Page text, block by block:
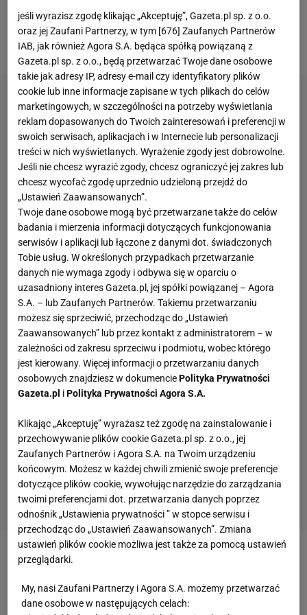
połowy - przegrała w niedzielę we Wrocławiu z
Ukraińcami 0:2. Gwizdy pojawiły się już w przerwie.
Bo kiedy sędzia Filip Glova zaprosił piłkarzy na
przerwę, Piotr Zieliński, który akurat miał piłkę przy
nodze, z całej siły kopnął ją w kierunku ukraińskiej
jeśli wyrazisz zgodę klikając „Akceptuję”, Gazeta.pl sp. z o.o.
oraz jej Zaufani Partnerzy, w tym [676] Zaufanych Partnerów
IAB, jak również Agora S.A. będąca spółką powiązaną z
Gazeta.pl sp. z o.o., będą przetwarzać Twoje dane osobowe
takie jak adresy IP, adresy e-mail czy identyfikatory plików
cookie lub inne informacje zapisane w tych plikach do celów
marketingowych, w szczególności na potrzeby wyświetlania
reklam dopasowanych do Twoich zainteresowań i preferencji w
swoich serwisach, aplikacjach i w Internecie lub personalizacji
treści w nich wyświetlanych. Wyrażenie zgody jest dobrowolne.
Jeśli nie chcesz wyrazić zgody, chcesz ograniczyć jej zakres lub
chcesz wycofać zgodę uprzednio udzieloną przejdź do
„Ustawień Zaawansowanych”.
Twoje dane osobowe mogą być przetwarzane także do celów
badania i mierzenia informacji dotyczących funkcjonowania
serwisów i aplikacji lub łączone z danymi dot. świadczonych
Tobie usług. W określonych przypadkach przetwarzanie
danych nie wymaga zgody i odbywa się w oparciu o
uzasadniony interes Gazeta.pl, jej spółki powiązanej – Agora
S.A. – lub Zaufanych Partnerów. Takiemu przetwarzaniu
możesz się sprzeciwić, przechodząc do „Ustawień
Zaawansowanych” lub przez kontakt z administratorem – w
zależności od zakresu sprzeciwu i podmiotu, wobec którego
jest kierowany. Więcej informacji o przetwarzaniu danych
osobowych znajdziesz w dokumenciePolityka Prywatności
Gazeta.pl iPolityka Prywatności Agora S.A.
Klikając „Akceptuję” wyrażasz też zgodę na zainstalowanie i
przechowywanie plików cookie Gazeta.pl sp. z o.o., jej
Zaufanych Partnerów i Agora S.A. na Twoim urządzeniu
końcowym. Możesz w każdej chwili zmienić swoje preferencje
dotyczące plików cookie, wywołując narzędzie do zarządzania
twoimi preferencjami dot. przetwarzania danych poprzez
odnośnik „Ustawienia prywatności ” w stopce serwisu i
przechodząc do „Ustawień Zaawansowanych”. Zmiana
ustawień plików cookie możliwa jest także za pomocą ustawień
przeglądarki.
My, nasi Zaufani Partnerzy i Agora S.A. możemy przetwarzać
dane osobowe w następujących celach: